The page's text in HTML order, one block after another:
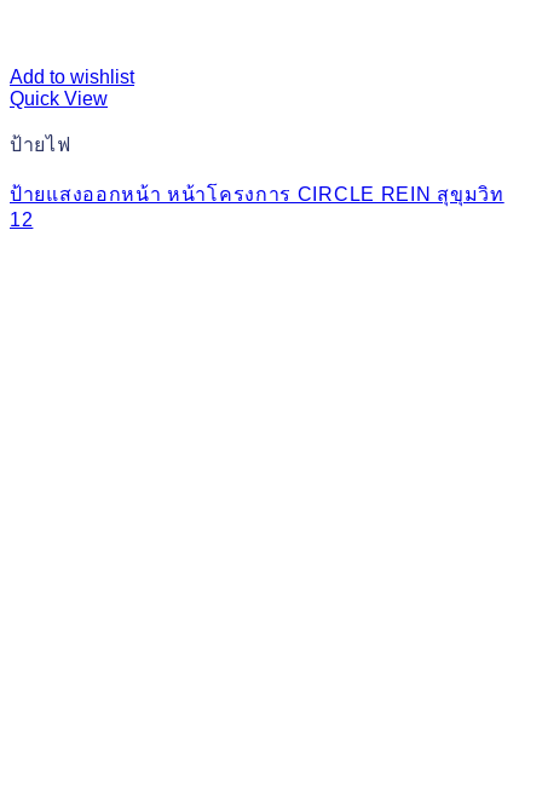
Add to wishlist
Quick View
ป้ายไฟ
ป้ายแสงออกหน้า หน้าโครงการ CIRCLE REIN สุขุมวิท
12